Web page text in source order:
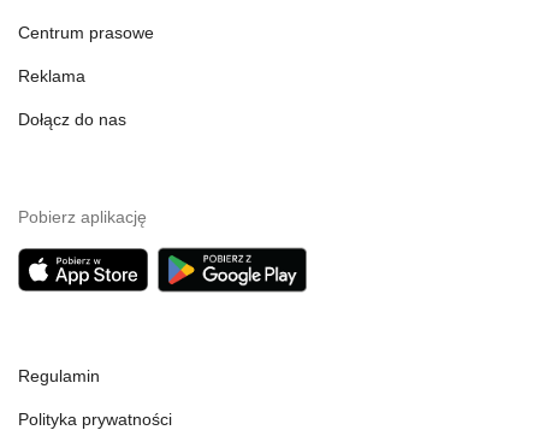
Centrum prasowe
Reklama
Dołącz do nas
Pobierz aplikację
Regulamin
Polityka prywatności